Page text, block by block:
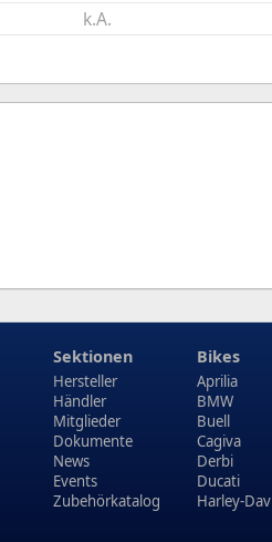
k.A.
Sektionen
Hersteller
Händler
Mitglieder
Dokumente
News
Events
Zubehörkatalog
Bikes
Aprilia
BMW
Buell
Cagiva
Derbi
Ducati
Harley-